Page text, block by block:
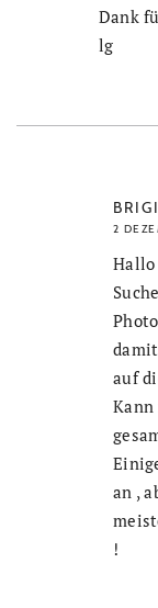
Dank
lg
2
Hallo
auf
Kann
an ,
!